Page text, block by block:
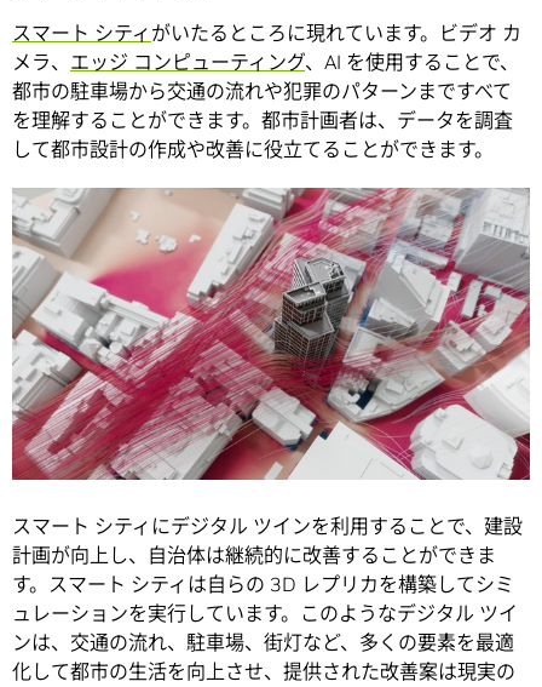
スマート シティ がいたるところに現れています。ビデオ カ
メラ、 エッジ コンピューティング、AI を使用することで、
都市の駐車場から交通の流れや犯罪のパターンまですべて
を理解することができます。都市計画者は、データを調査
して都市設計の作成や改善に役立てることができます。
スマート シティにデジタル ツインを利用することで、建設
計画が向上し、自治体は継続的に改善することができま
す。スマート シティは自らの 3D レプリカを構築してシミ
ュレーションを実行しています。このようなデジタル ツイ
ンは、交通の流れ、駐車場、街灯など、多くの要素を最適
化して都市の生活を向上させ、提供された改善案は現実の